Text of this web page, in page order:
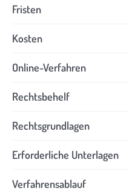
Fristen
Kosten
Online-Verfahren
Rechtsbehelf
Rechtsgrundlagen
Erforderliche Unterlagen
Verfahrensablauf